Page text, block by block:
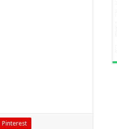
Pinterest